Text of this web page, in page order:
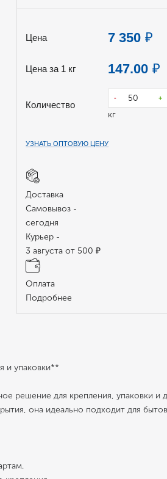
Цена 7 350 ₽
Цена за 1 кг 147.00 ₽
Количество
- +
кг
УЗНАТЬ ОПТОВУЮ ЦЕНУ
Доставка
Самовывоз -
сегодня
Курьер -
3 августа от 500 ₽
Оплата
Подробнее
и упаковки**
для крепления, упаковки и
она идеально подходит для